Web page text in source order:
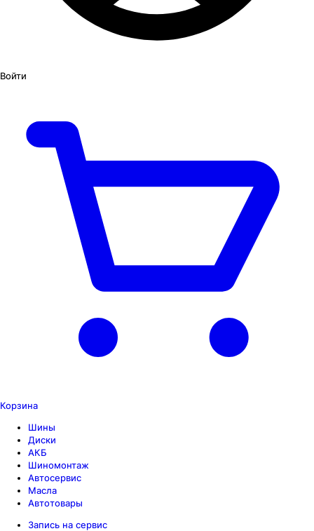
Войти
Корзина
Шины
Диски
АКБ
Шиномонтаж
Автосервис
Масла
Автотовары
Запись на сервис